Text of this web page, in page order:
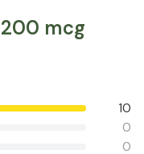
kostholdet
ha nytte av
mcg
10
0
0